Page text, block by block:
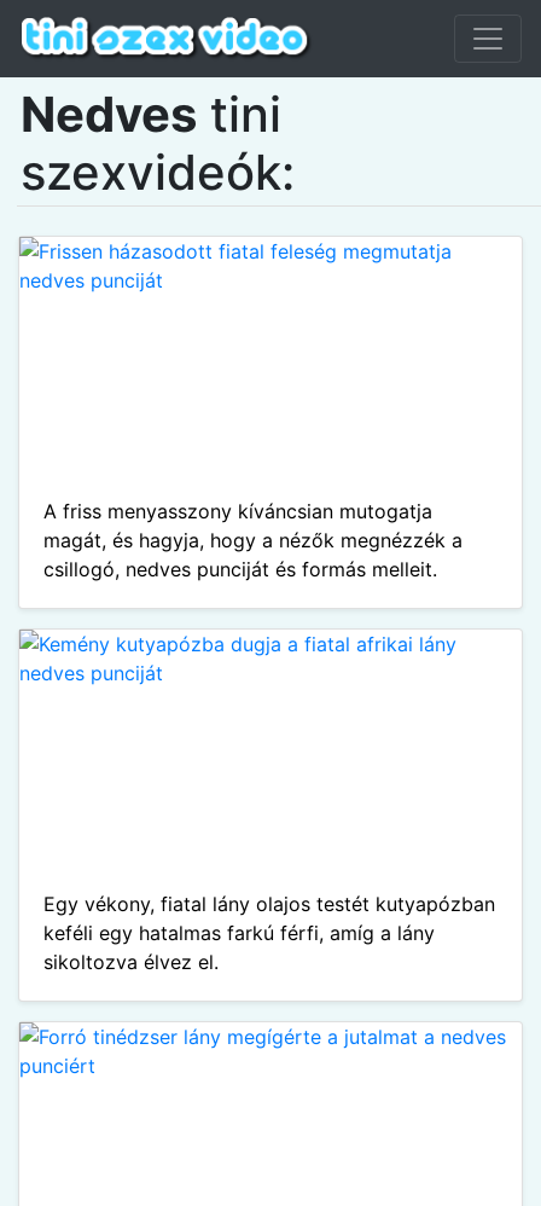
Nedves tini
szexvideók:
A friss menyasszony kíváncsian mutogatja
magát, és hagyja, hogy a nézők megnézzék a
csillogó, nedves punciját és formás melleit.
Egy vékony, fiatal lány olajos testét kutyapózban
keféli egy hatalmas farkú férfi, amíg a lány
sikoltozva élvez el.